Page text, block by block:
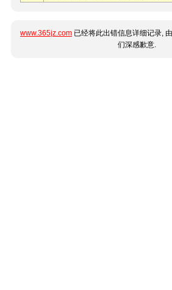
www.365jz.com 已经将此出错信息详细记录,
们深感歉意.